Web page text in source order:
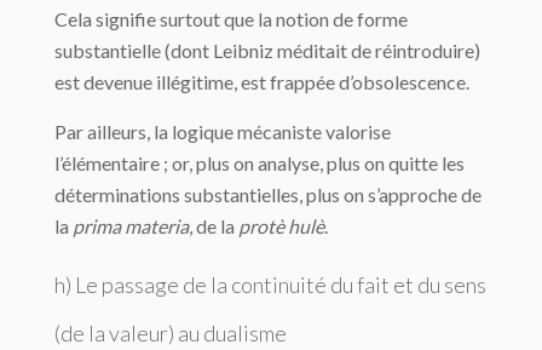
Cela signifie surtout que la notion de forme
substantielle (dont Leibniz méditait de réintroduire)
est devenue illégitime, est frappée d’obsolescence.
Par ailleurs, la logique mécaniste valorise
l’élémentaire ; or, plus on analyse, plus on quitte les
déterminations substantielles, plus on s’approche de
la prima materia, de la protè hulè.
h) Le passage de la continuité du fait et du sens
(de la valeur) au dualisme